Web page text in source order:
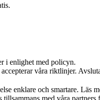
i enlighet med policyn.
våra riktlinjer.
enklare och smartare. Läs
med våra